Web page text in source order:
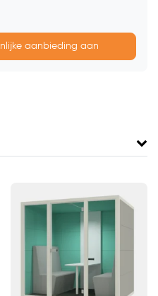
aanbieding aan